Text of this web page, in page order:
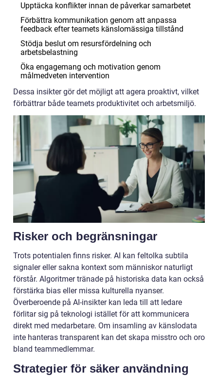
Upptäcka konflikter innan de påverkar samarbetet
Förbättra kommunikation genom att anpassa
feedback efter teamets känslomässiga tillstånd
Stödja beslut om resursfördelning och
arbetsbelastning
Öka engagemang och motivation genom
målmedveten intervention
Dessa insikter gör det möjligt att agera proaktivt, vilket
förbättrar både teamets produktivitet och arbetsmiljö.
Risker och begränsningar
Trots potentialen finns risker. AI kan feltolka subtila
signaler eller sakna kontext som människor naturligt
förstår. Algoritmer tränade på historiska data kan också
förstärka bias eller missa kulturella nyanser.
Överberoende på AI-insikter kan leda till att ledare
förlitar sig på teknologi istället för att kommunicera
direkt med medarbetare. Om insamling av känslodata
inte hanteras transparent kan det skapa misstro och oro
bland teammedlemmar.
Strategier för säker användning